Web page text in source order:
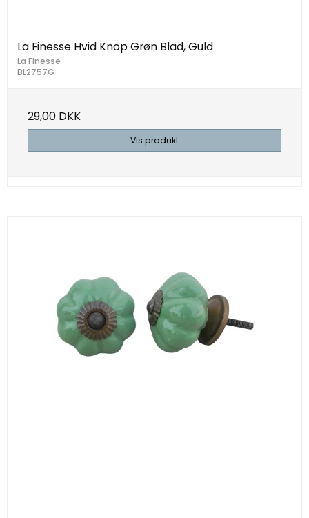
La Finesse Hvid Knop Grøn Blad, Guld
La Finesse
BL2757G
29,00 DKK
Vis produkt